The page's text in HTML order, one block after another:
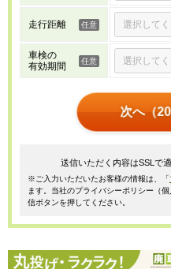
走行距離
車検の
有効期間
次へ（
送信いただく内容はSSLで
※ご入力いただいたお客様の情報は、「
ます。当社のプライバシーポリシー（
信ボタンを押してください。